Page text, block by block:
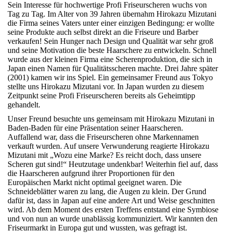
Sein Interesse für hochwertige Profi Friseurscheren wuchs von
Tag zu Tag. Im Alter von 39 Jahren übernahm Hirokazu Mizutani
die Firma seines Vaters unter einer einzigen Bedingung: er wollte
seine Produkte auch selbst direkt an die Friseure und Barber
verkaufen! Sein Hunger nach Design und Qualität war sehr groß
und seine Motivation die beste Haarschere zu entwickeln. Schnell
wurde aus der kleinen Firma eine Scherenproduktion, die sich in
Japan einen Namen für Qualitätsscheren machte. Drei Jahre später
(2001) kamen wir ins Spiel. Ein gemeinsamer Freund aus Tokyo
stellte uns Hirokazu Mizutani vor. In Japan wurden zu diesem
Zeitpunkt seine Profi Friseurscheren bereits als Geheimtipp
gehandelt.
Unser Freund besuchte uns gemeinsam mit Hirokazu Mizutani in
Baden-Baden für eine Präsentation seiner Haarscheren.
Auffallend war, dass die Friseurscheren ohne Markennamen
verkauft wurden. Auf unsere Verwunderung reagierte Hirokazu
Mizutani mit „Wozu eine Marke? Es reicht doch, dass unsere
Scheren gut sind!“ Heutzutage undenkbar! Weiterhin fiel auf, dass
die Haarscheren aufgrund ihrer Proportionen für den
Europäischen Markt nicht optimal geeignet waren. Die
Schneideblätter waren zu lang, die Augen zu klein. Der Grund
dafür ist, dass in Japan auf eine andere Art und Weise geschnitten
wird. Ab dem Moment des ersten Treffens entstand eine Symbiose
und von nun an wurde unablässig kommuniziert. Wir kannten den
Friseurmarkt in Europa gut und wussten, was gefragt ist.